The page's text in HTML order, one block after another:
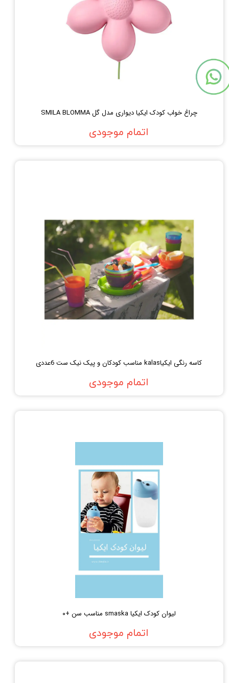
چراغ خواب کودک ایکیا دیواری مدل گل SMILA BLOMMA
اتمام موجودی
کاسه رنگی ایکیاkalas مناسب کودکان و پیک نیک ست 6عددی
اتمام موجودی
لیوان کودک ایکیا smaska مناسب سن +۰
اتمام موجودی